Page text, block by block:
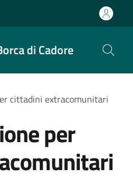
di Cadore
cittadini extracomunitari
per